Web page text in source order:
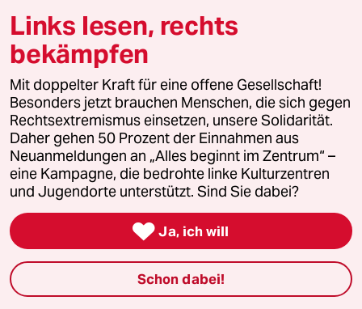
genossenschaft
recherchefonds ausland
panterstiftung
panterpreis 2026
Podcast
Links lesen, rechts
bekämpfen
Mit doppelter Kraft für eine offene Gesellschaft!
Besonders jetzt brauchen Menschen, die sich gegen
Rechtsextremismus einsetzen, unsere Solidarität.
Daher gehen 50 Prozent der Einnahmen aus
Neuanmeldungen an „Alles beginnt im Zentrum“ –
eine Kampagne, die bedrohte linke Kulturzentren
und Jugendorte unterstützt. Sind Sie dabei?
 Ja, ich will
Schon dabei!